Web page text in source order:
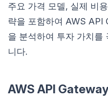
주요 가격 모델, 실제 비
략을 포함하여 AWS API
을 분석하여 투자 가치를
니다.
AWS API